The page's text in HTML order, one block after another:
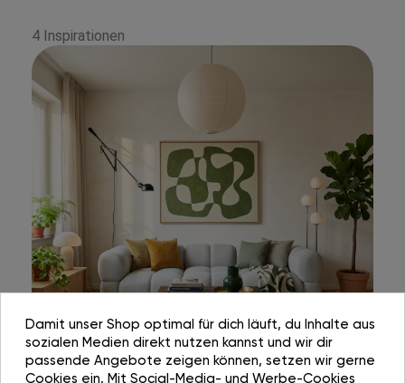
4 Inspirationen
Damit unser Shop optimal für dich läuft, du Inhalte aus
sozialen Medien direkt nutzen kannst und wir dir
passende Angebote zeigen können, setzen wir gerne
Cookies ein. Mit Social-Media- und Werbe-Cookies